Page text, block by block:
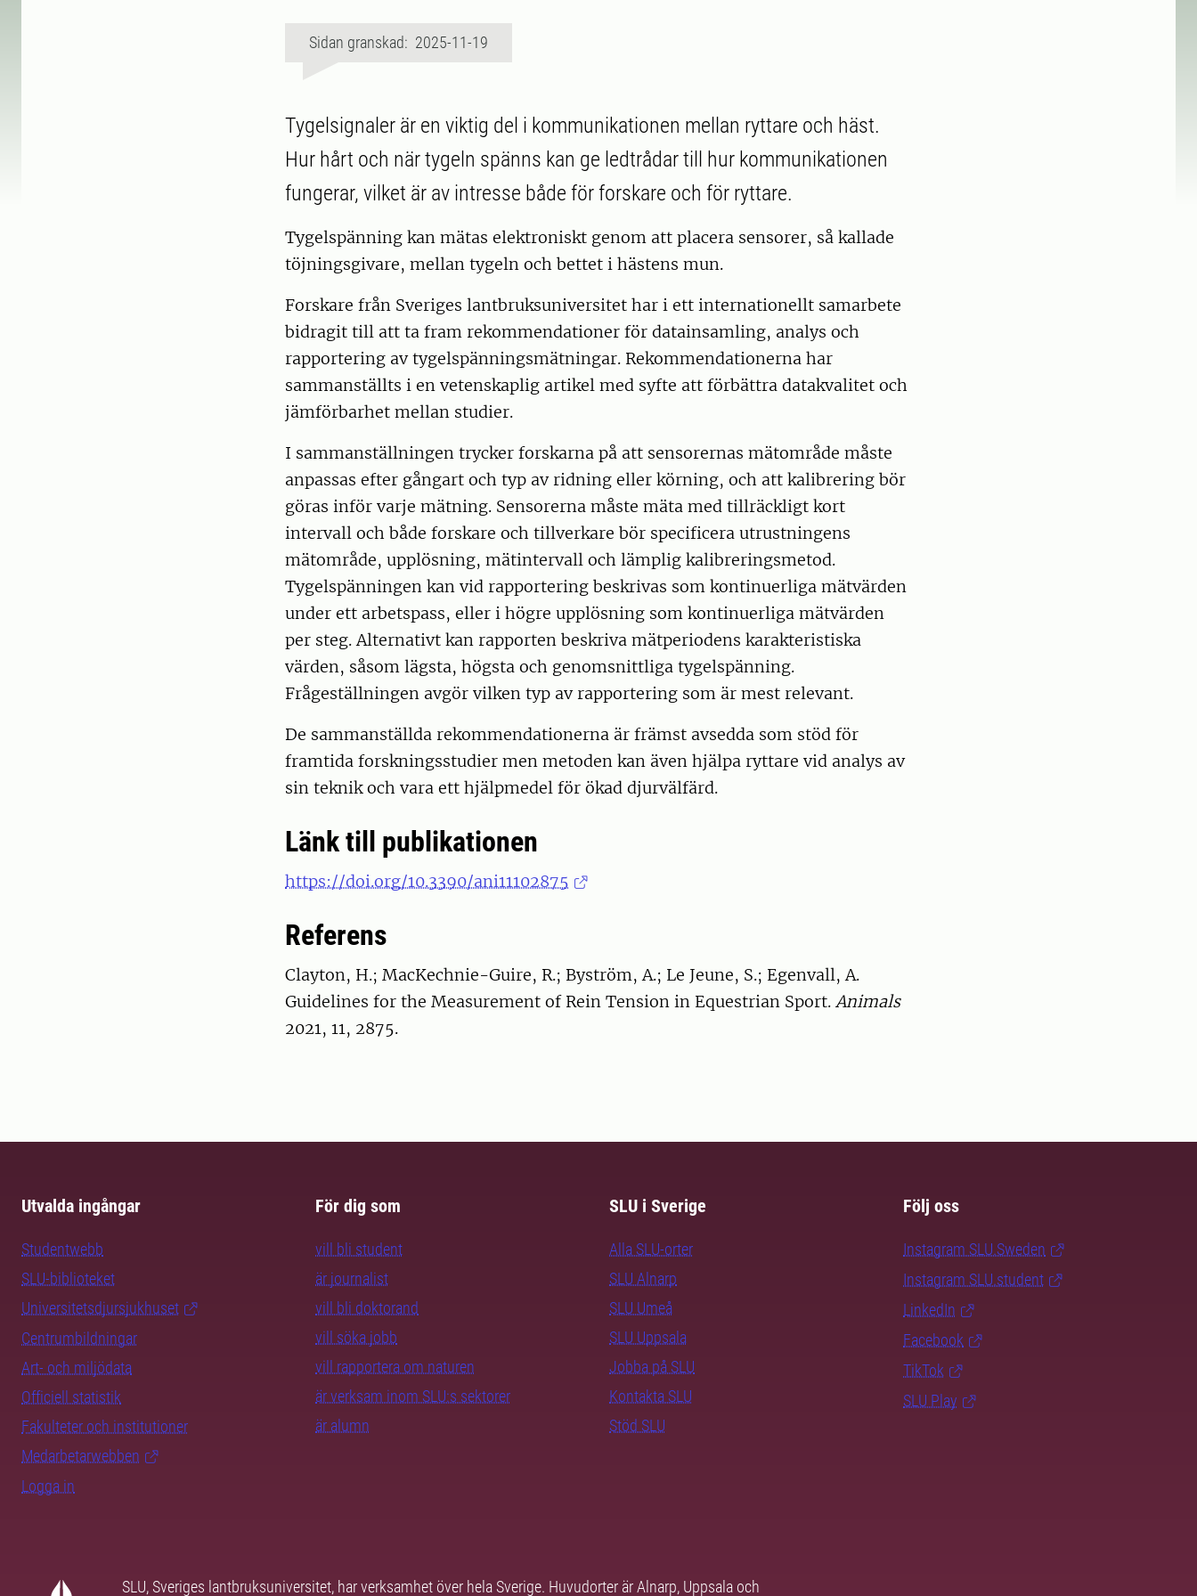
Sidan granskad: 2025-11-19
Tygelsignaler är en viktig del i kommunikationen mellan ryttare och häst.
Hur hårt och när tygeln spänns kan ge ledtrådar till hur kommunikationen
fungerar, vilket är av intresse både för forskare och för ryttare.
Tygelspänning kan mätas elektroniskt genom att placera sensorer, så kallade
töjningsgivare, mellan tygeln och bettet i hästens mun.
Forskare från Sveriges lantbruksuniversitet har i ett internationellt samarbete
bidragit till att ta fram rekommendationer för datainsamling, analys och
rapportering av tygelspänningsmätningar. Rekommendationerna har
sammanställts i en vetenskaplig artikel med syfte att förbättra datakvalitet och
jämförbarhet mellan studier.
I sammanställningen trycker forskarna på att sensorernas mätområde måste
anpassas efter gångart och typ av ridning eller körning, och att kalibrering bör
göras inför varje mätning. Sensorerna måste mäta med tillräckligt kort
intervall och både forskare och tillverkare bör specificera utrustningens
mätområde, upplösning, mätintervall och lämplig kalibreringsmetod.
Tygelspänningen kan vid rapportering beskrivas som kontinuerliga mätvärden
under ett arbetspass, eller i högre upplösning som kontinuerliga mätvärden
per steg. Alternativt kan rapporten beskriva mätperiodens karakteristiska
värden, såsom lägsta, högsta och genomsnittliga tygelspänning.
Frågeställningen avgör vilken typ av rapportering som är mest relevant.
De sammanställda rekommendationerna är främst avsedda som stöd för
framtida forskningsstudier men metoden kan även hjälpa ryttare vid analys av
sin teknik och vara ett hjälpmedel för ökad djurvälfärd.
Länk till publikationen
https://doi.org/10.3390/ani11102875
Referens
Clayton, H.; MacKechnie-Guire, R.; Byström, A.; Le Jeune, S.; Egenvall, A.
Guidelines for the Measurement of Rein Tension in Equestrian Sport. Animals
2021, 11, 2875.
Utvalda ingångar
Studentwebb
SLU-biblioteket
Universitetsdjursjukhuset
Centrumbildningar
Art- och miljödata
Officiell statistik
Fakulteter och institutioner
Medarbetarwebben
Logga in
För dig som
vill bli student
är journalist
vill bli doktorand
vill söka jobb
vill rapportera om naturen
är verksam inom SLU:s sektorer
är alumn
SLU i Sverige
Alla SLU-orter
SLU Alnarp
SLU Umeå
SLU Uppsala
Jobba på SLU
Kontakta SLU
Stöd SLU
Följ oss
Instagram SLU.Sweden
Instagram SLU.student
LinkedIn
Facebook
TikTok
SLU Play
SLU, Sveriges lantbruksuniversitet, har verksamhet över hela Sverige. Huvudorter är Alnarp, Uppsala och